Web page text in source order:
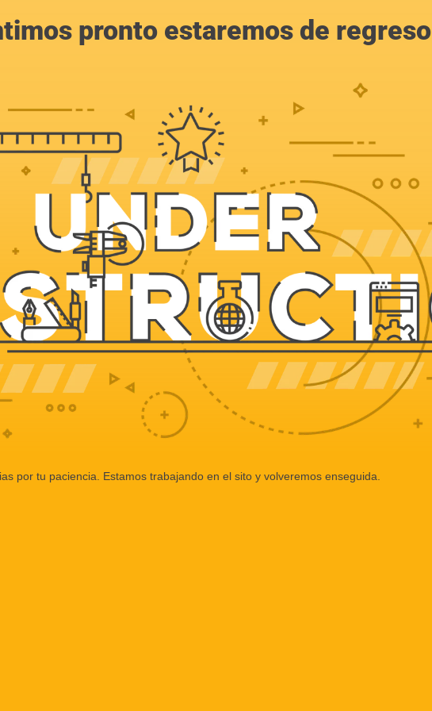
pronto estaremos de regreso
por tu paciencia. Estamos trabajando en el sito y volveremos enseguida.